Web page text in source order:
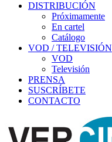
DISTRIBUCIÓN
Próximamente
En cartel
Catálogo
VOD / TELEVISIÓN
VOD
Televisión
PRENSA
SUSCRÍBETE
CONTACTO